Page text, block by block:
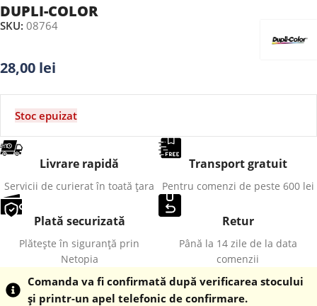
DUPLI-COLOR
SKU: 08764
28,00 lei
Stoc epuizat
Livrare rapidă
Servicii de curierat în toată țara
Transport gratuit
Pentru comenzi de peste 600 lei
Plată securizată
Plătește în siguranță prin
Netopia
Retur
Până la 14 zile de la data
comenzii
Comanda va fi confirmată după verificarea stocului
și printr-un apel telefonic de confirmare.